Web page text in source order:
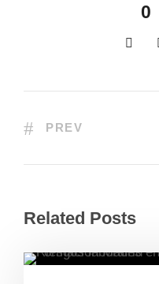
0
PREV
Related Posts